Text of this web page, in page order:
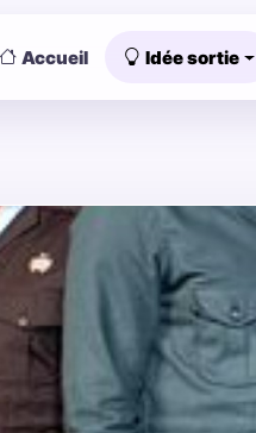
Accueil Idée sortie